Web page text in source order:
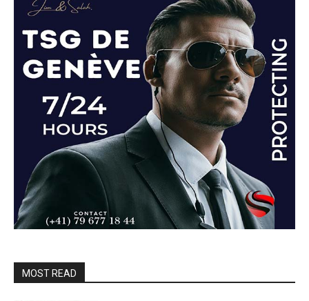
MOST READ